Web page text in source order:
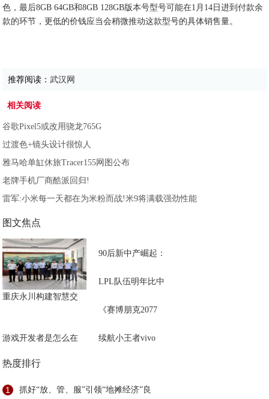
色，最后8GB 64GB和8GB 128GB版本号型号可能在1月14日进到付款余
款的环节，更低的价钱应当会稍微推动这款型号的具体销售量。
推荐阅读：武汉网
相关阅读
谷歌Pixel5或改用骁龙765G
过渡色+镜头设计很惊人
雅马哈单缸休旅Tracer155网图公布
老牌手机厂商酷派回归!
雷军:小米每一天都在为米粉而战!米9将满载强劲性能
图文焦点
重庆永川构建智慧交
90后新中产崛起：
LPL队伍明年比中
《赛博朋克2077
游戏开发者是怎么在 续航小王者vivo
热度排行
1 抓好“放、管、服”引领“地摊经济”良